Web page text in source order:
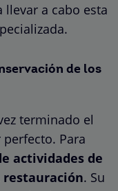
llevar a cabo esta
de los
terminado el
Para
actividades de
restauración. Su